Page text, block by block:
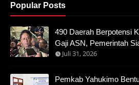
Popular Posts
490 Daerah Berpotensi
Gaji ASN, Pemerintah
Juli 31, 2026
Pemkab Yahukimo